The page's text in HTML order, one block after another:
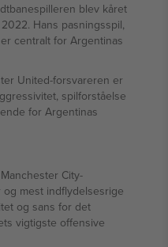
blev kåret
Hans pasningsspil,
centralt for Argentinas
United-forsvareren er
spilforståelse
for Argentinas
City-
mest indflydelsesrige
og sans for det
vigtigste offensive